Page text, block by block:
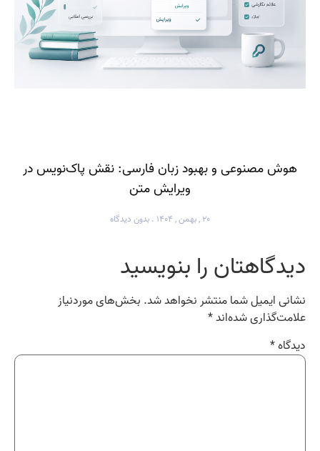
هوش مصنوعی و بهبود زبان فارسی: نقش پاک‌نویس در
ویرایش متن
۲۰ , بهمن , ۱۴۰۴ بدون دیدگاه
دیدگاهتان را بنویسید
نشانی ایمیل شما منتشر نخواهد شد. بخش‌های موردنیاز
علامت‌گذاری شده‌اند*
دیدگاه*